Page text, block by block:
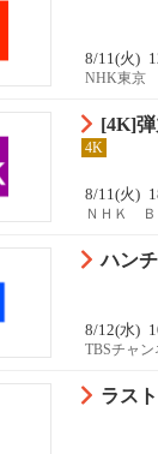
8/11(火)
NHK東京
[4K]
4K
8/11(火)
ＮＨＫ Ｂ
ハン
8/12(水)
TBSチャ
ラス